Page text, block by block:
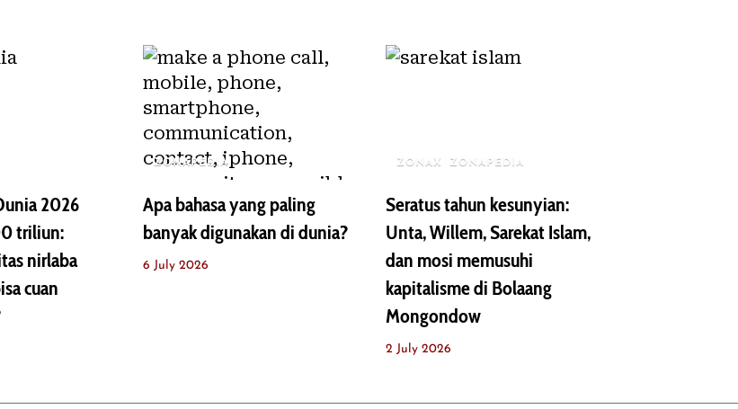
2026
triliun:
nirlaba
cuan
ZONAPEDIA
Apa bahasa yang paling
banyak digunakan di dunia?
6 July 2026
ZONAX ZONAPEDIA
Seratus tahun kesunyian:
Unta, Willem, Sarekat Islam,
dan mosi memusuhi
kapitalisme di Bolaang
Mongondow
2 July 2026